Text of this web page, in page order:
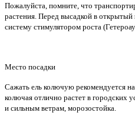
Пожалуйста, помните, что
растения. Перед высадкой в
систему стимулятором роста
Место посадки
Сажать ель колючую рекомендуется
колючая отлично растет в городских
и сильным ветрам, морозостойка.